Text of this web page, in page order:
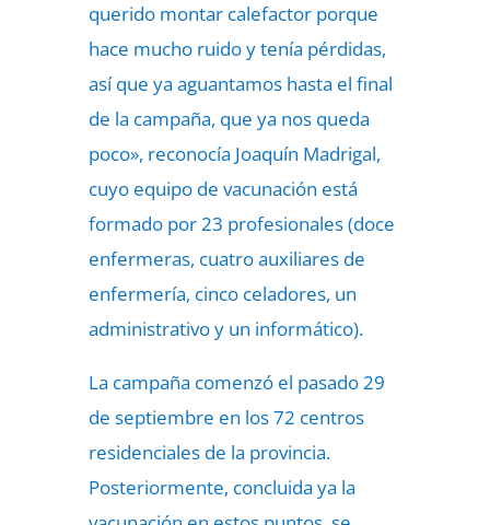
querido montar calefactor porque
hace mucho ruido y tenía pérdidas,
así que ya aguantamos hasta el final
de la campaña, que ya nos queda
poco», reconocía Joaquín Madrigal,
cuyo equipo de vacunación está
formado por 23 profesionales (doce
enfermeras, cuatro auxiliares de
enfermería, cinco celadores, un
administrativo y un informático).
La campaña comenzó el pasado 29
de septiembre en los 72 centros
residenciales de la provincia.
Posteriormente, concluida ya la